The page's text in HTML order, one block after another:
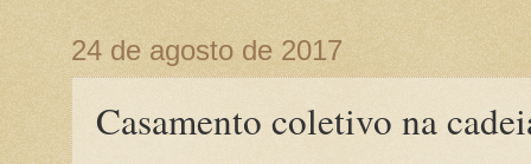
24 de agosto de 2017
Casamento coletivo na